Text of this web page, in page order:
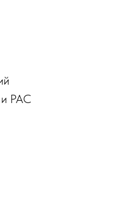
и РАС